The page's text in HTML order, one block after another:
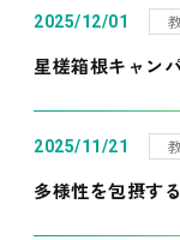
2025/12/01
星槎箱根キャン
2025/11/21
多様性を包摂す